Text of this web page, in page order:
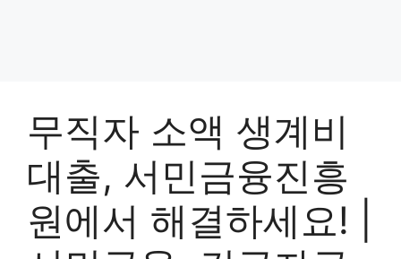
무직자 소액 생계비
대출, 서민금융진흥
원에서 해결하세요! |